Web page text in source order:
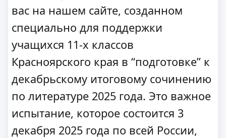
вас на нашем сайте, созданном
специально для поддержки
учащихся 11-х классов
Красноярского края в “подготовке” к
декабрьскому итоговому сочинению
по литературе 2025 года. Это важное
испытание, которое состоится 3
декабря 2025 года по всей России,